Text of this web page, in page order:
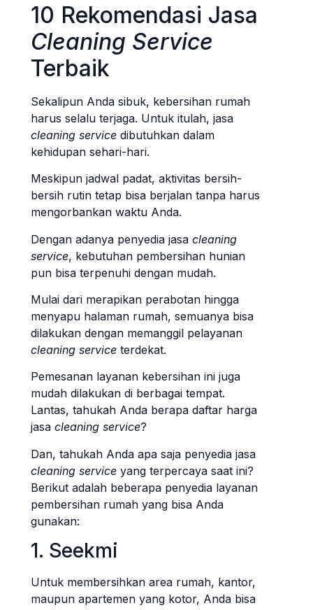
10 Rekomendasi Jasa
Cleaning Service
Terbaik
Sekalipun Anda sibuk, kebersihan rumah
harus selalu terjaga. Untuk itulah, jasa
cleaning service dibutuhkan dalam
kehidupan sehari-hari.
Meskipun jadwal padat, aktivitas bersih-
bersih rutin tetap bisa berjalan tanpa harus
mengorbankan waktu Anda.
Dengan adanya penyedia jasa cleaning
service, kebutuhan pembersihan hunian
pun bisa terpenuhi dengan mudah.
Mulai dari merapikan perabotan hingga
menyapu halaman rumah, semuanya bisa
dilakukan dengan memanggil pelayanan
cleaning service terdekat.
Pemesanan layanan kebersihan ini juga
mudah dilakukan di berbagai tempat.
Lantas, tahukah Anda berapa daftar harga
jasa cleaning service?
Dan, tahukah Anda apa saja penyedia jasa
cleaning service yang terpercaya saat ini?
Berikut adalah beberapa penyedia layanan
pembersihan rumah yang bisa Anda
gunakan:
1. Seekmi
Untuk membersihkan area rumah, kantor,
maupun apartemen yang kotor, Anda bisa